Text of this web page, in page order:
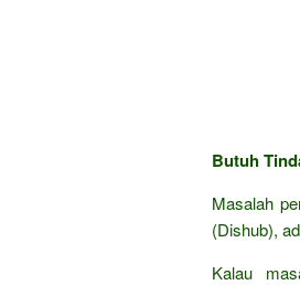
Butuh
Masalah
(Dishub),
Kalau